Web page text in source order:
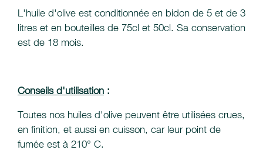
L'huile d'olive est conditionnée en bidon de 5 et de 3
litres et en bouteilles de 75cl et 50cl. Sa conservation
est de 18 mois.
Conseils d'utilisation :
Toutes nos huiles d'olive peuvent être utilisées crues,
en finition, et aussi en cuisson, car leur point de
fumée est à 210° C.